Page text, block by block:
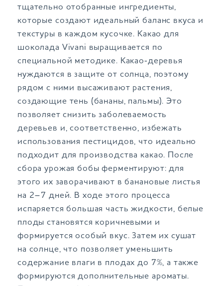
тщательно отобранные ингредиенты,
которые создают идеальный баланс вкуса и
текстуры в каждом кусочке. Какао для
шоколада Vivani выращивается по
специальной методике. Какао‑деревья
нуждаются в защите от солнца, поэтому
рядом с ними высаживают растения,
создающие тень (бананы, пальмы). Это
позволяет снизить заболеваемость
деревьев и, соответственно, избежать
использования пестицидов, что идеально
подходит для производства какао. После
сбора урожая бобы ферментируют: для
этого их заворачивают в банановые листья
на 2–7 дней. В ходе этого процесса
испаряется большая часть жидкости, белые
плоды становятся коричневыми и
формируется особый вкус. Затем их сушат
на солнце, что позволяет уменьшить
содержание влаги в плодах до 7%, а также
формируются дополнительные ароматы.